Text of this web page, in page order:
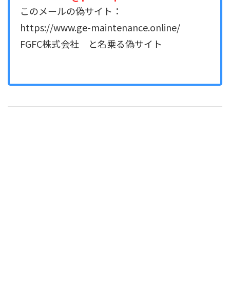
このメールの偽サイト：
https://www.ge-maintenance.online/
FGFC株式会社 と名乗る偽サイト